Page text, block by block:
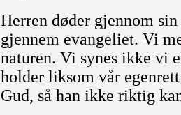
Herren døder gjennom
gjennem evangeliet. Vi
naturen. Vi synes ikke vi
holder liksom vår
Gud, så han ikke riktig